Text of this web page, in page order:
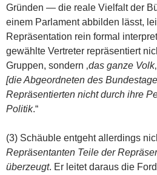
Gründen — die reale Vielfalt der
einem Parlament abbilden lässt,
Repräsentation rein formal
gewählte Vertreter repräsentiert
Gruppen, sondern ‚das ganze Volk
[die Abgeordneten des
Repräsentierten nicht durch ihre
Politik.“
(3) Schäuble entgeht allerdings
Repräsentanten Teile der
überzeugt. Er leitet daraus die